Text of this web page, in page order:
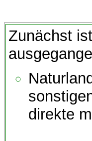
Zunächst
direkte